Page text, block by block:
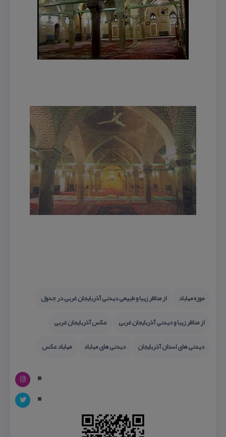
موزه مهاباد
از مناظر زیبا و طبیعی دیدنی آذربایجان غربی در جدول
از مناظر زیبا و دیدنی آذربایجان غربی
عكس آذربایجان غربی
دیدنی های استان آذربایجان
دیدنی های مهاباد مهاباد عكس